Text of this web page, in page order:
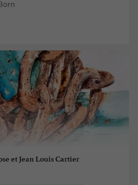
et Jean Louis Cartier